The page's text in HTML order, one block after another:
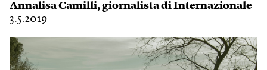
Annalisa Camilli, giornalista di Internazionale
3.5.2019